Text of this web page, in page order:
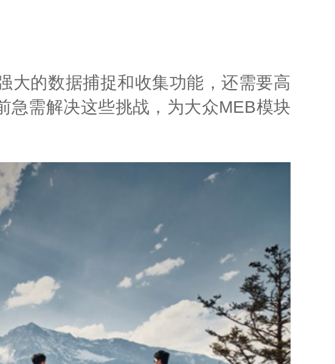
大的数据捕捉和收集功能，还需要高
急需解决这些挑战，为大众MEB模块